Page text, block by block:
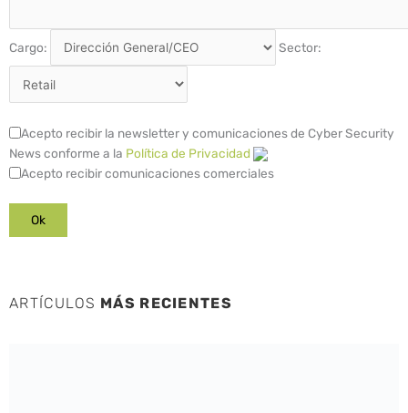
Cargo: Sector:
Acepto recibir la newsletter y comunicaciones de Cyber Security
News conforme a la Política de Privacidad
Acepto recibir comunicaciones comerciales
ARTÍCULOS MÁS RECIENTES